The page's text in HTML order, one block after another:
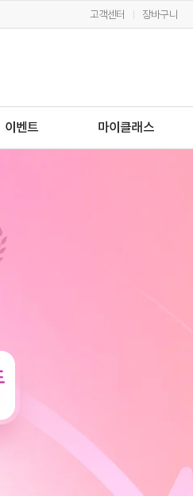
고객센터 장바구니
이벤트 마이클래스